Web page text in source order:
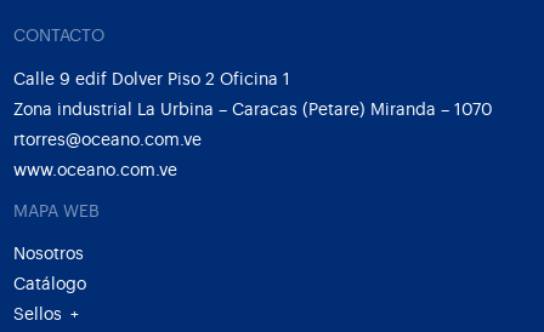
CONTACTO
Calle 9 edif Dolver Piso 2 Oficina 1
Zona industrial La Urbina – Caracas (Petare) Miranda – 1070
rtorres@oceano.com.ve
www.oceano.com.ve
MAPA WEB
Nosotros
Catálogo
Sellos
+